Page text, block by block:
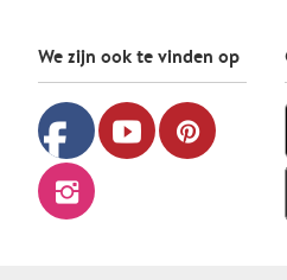
We zijn ook te vinden op
facebook youtube pinterest
instagram